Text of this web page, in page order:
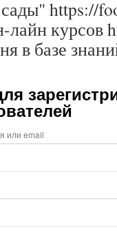
https://
курсов
в базе
или email